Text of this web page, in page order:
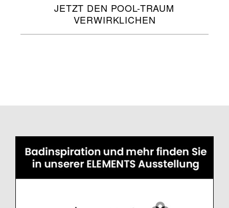
JETZT DEN POOL-TRAUM
VERWIRKLICHEN